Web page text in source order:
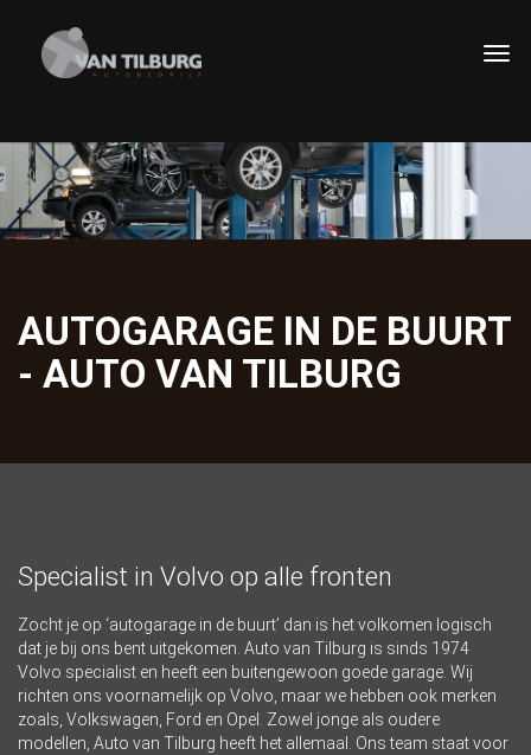
AUTOGARAGE IN DE BUURT
- AUTO VAN TILBURG
Specialist in Volvo op alle fronten
Zocht je op ‘autogarage in de buurt’ dan is het volkomen logisch
dat je bij ons bent uitgekomen. Auto van Tilburg is sinds 1974
Volvo specialist en heeft een buitengewoon goede garage. Wij
richten ons voornamelijk op Volvo, maar we hebben ook merken
zoals, Volkswagen, Ford en Opel. Zowel jonge als oudere
modellen, Auto van Tilburg heeft het allemaal. Ons team staat voor